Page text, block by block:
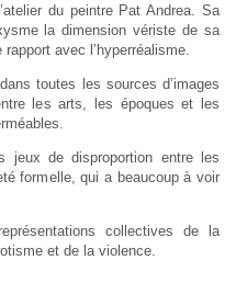
du peintre Pat Andrea. Sa
la dimension vériste de sa
avec l’hyperréalisme.
toutes les sources d’images
les arts, les époques et les
jeux de disproportion entre les
formelle, qui a beaucoup à voir
collectives de la
et de la violence.